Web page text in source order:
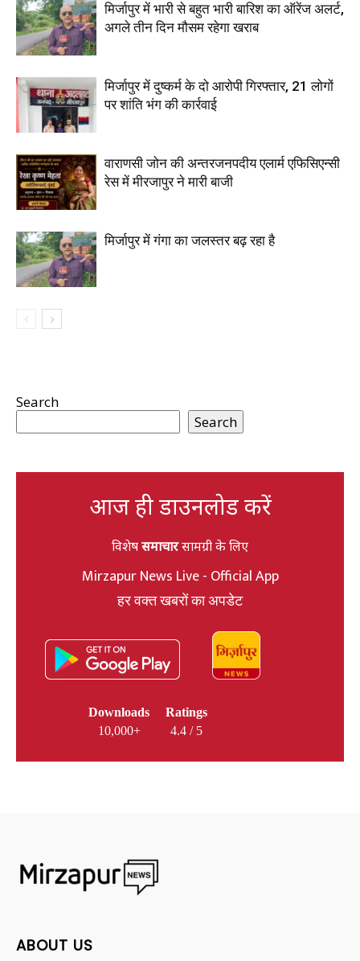
मिर्जापुर में भारी से बहुत भारी बारिश का ऑरेंज अलर्ट,
अगले तीन दिन मौसम रहेगा खराब
मिर्जापुर में दुष्कर्म के दो आरोपी गिरफ्तार, 21 लोगों
पर शांति भंग की कार्रवाई
वाराणसी जोन की अन्तरजनपदीय एलार्म एफिसिएन्सी
रेस में मीरजापुर ने मारी बाजी
मिर्जापुर में गंगा का जलस्तर बढ़ रहा है
Search
Search
आज ही डाउनलोड करें
विशेषसमाचारसामग्री के लिए
Mirzapur News Live - Official App
हर वक्त खबरों का अपडेट
Downloads
10,000+
Ratings
4.4 / 5
ABOUT US